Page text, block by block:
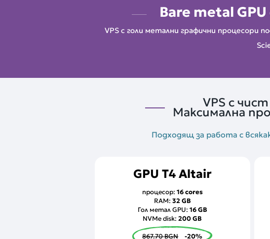
Bare metal
VPS с голи метални графични процесори
VPS с
Максимална
Подходящ за работа с
GPU T4 Altair
процесор: 16 cores
RAM: 32 GB
Гол метал GPU: 16 GB
NVMe disk:200 GB
867.70 BGN -20%